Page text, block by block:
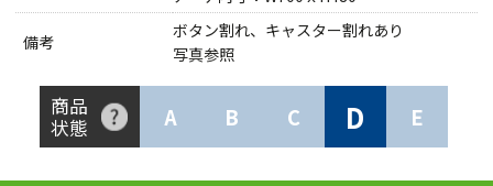
備考
ボタン割れ、キャスター割れあり
写真参照
商品
状態
A B C D E